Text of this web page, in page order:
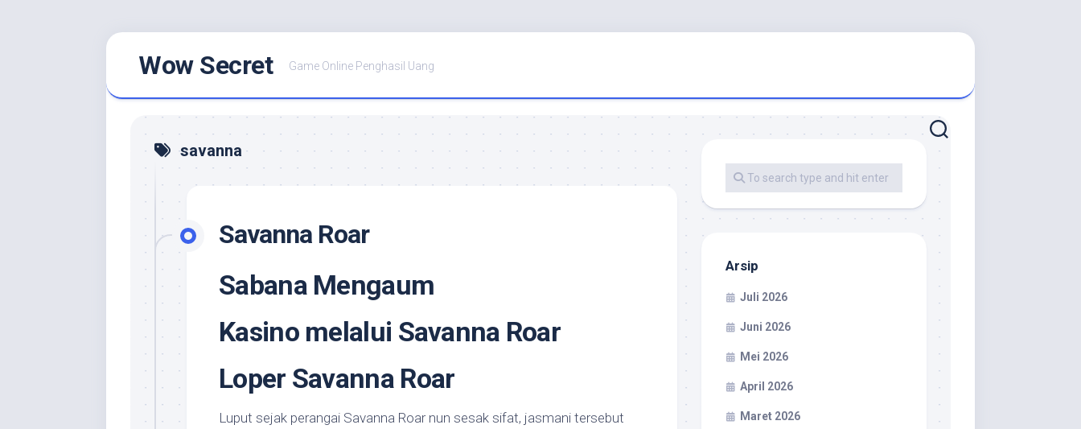
Wow Secret Game Online Penghasil Uang
savanna
Savanna Roar
Sabana Mengaum
Kasino melalui Savanna Roar
Loper Savanna Roar
Luput sejak perangai Savanna Roar nun sesak sifat, jasmani tersebut
Arsip
Juli 2026
Juni 2026
Mei 2026
April 2026
Maret 2026